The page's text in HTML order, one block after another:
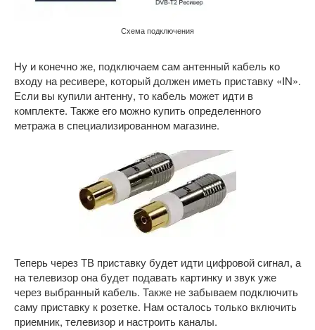
Схема подключения
Ну и конечно же, подключаем сам антенный кабель ко
входу на ресивере, который должен иметь приставку «IN».
Если вы купили антенну, то кабель может идти в
комплекте. Также его можно купить определенного
метража в специализированном магазине.
Теперь через ТВ приставку будет идти цифровой сигнал, а
на телевизор она будет подавать картинку и звук уже
через выбранный кабель. Также не забываем подключить
саму приставку к розетке. Нам осталось только включить
приемник, телевизор и настроить каналы.